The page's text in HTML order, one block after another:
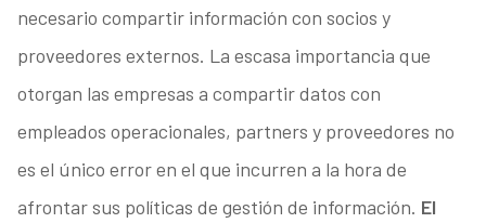
necesario compartir información con socios y
proveedores externos. La escasa importancia que
otorgan las empresas a compartir datos con
empleados operacionales, partners y proveedores no
es el único error en el que incurren a la hora de
afrontar sus políticas de gestión de información. El